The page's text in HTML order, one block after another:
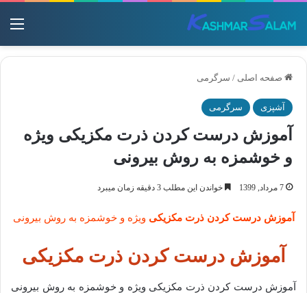
صفحه اصلی / سرگرمی
آشپزی سرگرمی
آموزش درست کردن ذرت مکزیکی ویژه
و خوشمزه به روش بیرونی
7 مرداد, 1399 خواندن این مطلب 3 دقیقه زمان میبرد
آموزش درست کردن ذرت مکزیکی ویژه و خوشمزه به روش بیرونی
آموزش درست کردن ذرت مکزیکی
آموزش درست کردن ذرت مکزیکی ویژه و خوشمزه به روش بیرونی